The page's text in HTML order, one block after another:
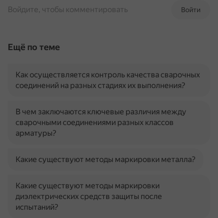
Войти
Войдите, чтобы комментировать
Ещё по теме
Как осуществляется контроль качества сварочных
соединений на разных стадиях их выполнения?
В чем заключаются ключевые различия между
сварочными соединениями разных классов
арматуры?
Какие существуют методы маркировки металла?
Какие существуют методы маркировки
диэлектрических средств защиты после
испытаний?